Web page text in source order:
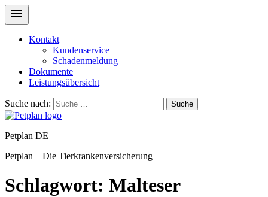
Kontakt
Kundenservice
Schadenmeldung
Dokumente
Leistungsübersicht
Suche nach: Suche
Petplan DE
Petplan – Die Tierkrankenversicherung
Schlagwort: Malteser